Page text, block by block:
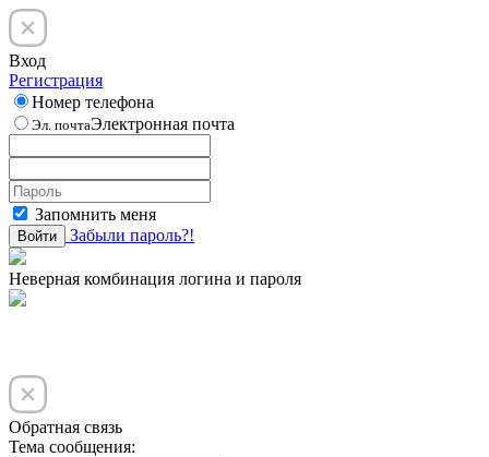
Вход
Регистрация
Номер телефона
Эл. почтаЭлектронная почта
Запомнить меня
Войти Забыли пароль?!
Неверная комбинация логина и пароля
Обратная связь
Тема сообщения: